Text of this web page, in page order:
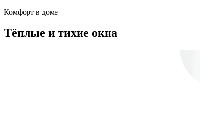
Комфорт в доме
Тёплые и тихие окна